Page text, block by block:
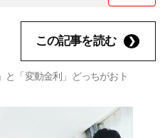
この記事を読む
と「変動金利」どっちがおト